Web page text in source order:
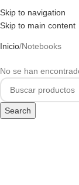
Skip to navigation
Skip to main content
Menu
Inicio Notebooks
No se han
Search